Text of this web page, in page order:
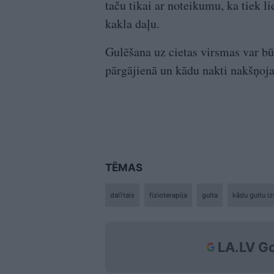
taču tikai ar noteikumu, ka tiek
kakla daļu.
Gulēšana uz cietas virsmas var
pārgājienā un kādu nakti
TĒMAS
dalītais fizioterapija gulta kādu gultu
LA.LV